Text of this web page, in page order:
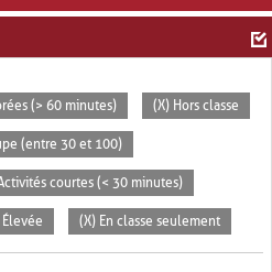
(> 60 minutes) (X) Hors classe
(entre 30 et 100)
courtes (< 30 minutes)
Élevée (X) En classe seulement